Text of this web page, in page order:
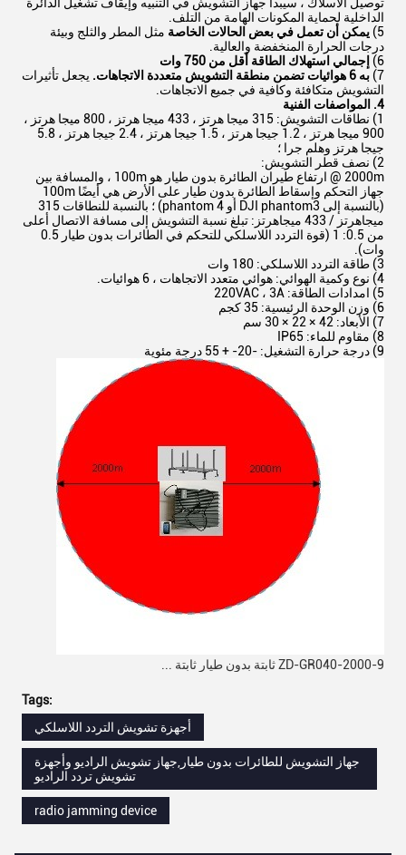
الداخلية لحماية المكونات الهامة من التلف.
5) يمكن أن تعمل في بعض الحالات الخاصة مثل المطر والثلج وبيئة
درجات الحرارة المنخفضة والعالية.
6)
إجمالي استهلاك الطاقة أقل من 750 وات
7) به 6 هوائيات تضمن منطقة التشويش متعددة الاتجاهات.
يجعل تأثيرات
التشويش متكافئة وكافية في جميع الاتجاهات.
4. المواصفات الفنية
1) نطاقات التشويش: 315 ميجا هرتز ، 433 ميجا هرتز ، 800 ميجا هرتز ،
900 ميجا هرتز ، 1.2 جيجا هرتز ، 1.5 جيجا هرتز ، 2.4 جيجا هرتز ، 5.8
جيجا هرتز وهلم جرا ؛
2) نصف قطر التشويش:
2000m @ ارتفاع طيران الطائرة بدون طيار هو 100m ، والمسافة بين
جهاز التحكم وإسقاط الطائرة بدون طيار على الأرض هي أيضًا 100m
(بالنسبة إلى DJI phantom3 أو phantom 4) ؛ بالنسبة للنطاقات 315
ميجاهرتز / 433 ميجاهرتز: تبلغ نسبة التشويش إلى مسافة الاتصال أعلى
من 0.5: 1 (قوة التردد اللاسلكي للتحكم في الطائرات بدون طيار 0.5
وات).
3) طاقة التردد اللاسلكي: 180 وات
4) نوع وكمية الهوائي: هوائي متعدد الاتجاهات ، 6 هوائيات.
5) امدادات الطاقة: 220VAC ، 3A
6) وزن الوحدة الرئيسية: 35 كجم
7) الأبعاد: 42 × 22 × 30 سم
8) مقاوم للماء: IP65
9) درجة حرارة التشغيل: -20- + 55 درجة مئوية
ZD-GR040-2000-9 ثابتة بدون طيار ثابتة ...
Tags:
أجهزة تشويش التردد اللاسلكي
جهاز التشويش للطائرات بدون طيار,جهاز تشويش الراديو وأجهزة
تشويش تردد الراديو
radio jamming device